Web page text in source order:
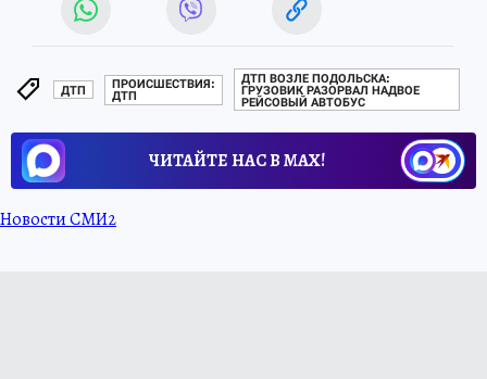
ДТП
ПРОИСШЕСТВИЯ:
ДТП
ДТП ВОЗЛЕ ПОДОЛЬСКА:
ГРУЗОВИК РАЗОРВАЛ НАДВОЕ
РЕЙСОВЫЙ АВТОБУС
ЧИТАЙТЕ НАС В МАХ!
Новости СМИ2